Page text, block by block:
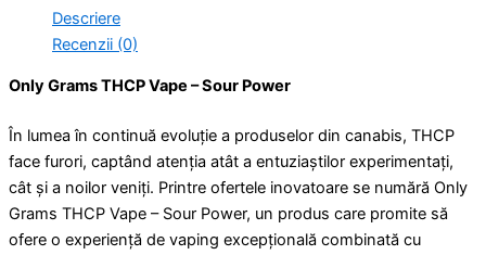
Descriere
Recenzii (0)
Only Grams THCP Vape – Sour Power
În lumea în continuă evoluție a produselor din canabis, THCP
face furori, captând atenția atât a entuziaștilor experimentați,
cât și a noilor veniți. Printre ofertele inovatoare se numără Only
Grams THCP Vape – Sour Power, un produs care promite să
ofere o experiență de vaping excepțională combinată cu